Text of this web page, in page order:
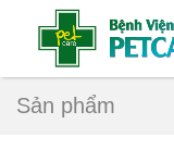
Sản phẩm